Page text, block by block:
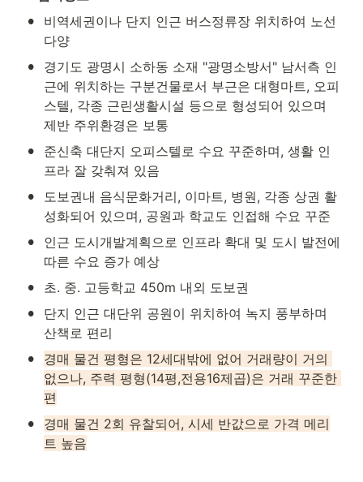
•
비역세권이나 단지 인근 버스정류장 위치하여 노선
다양
•
경기도 광명시 소하동 소재 "광명소방서" 남서측 인
근에 위치하는 구분건물로서 부근은 대형마트, 오피
스텔, 각종 근린생활시설 등으로 형성되어 있으며
제반 주위환경은 보통
•
준신축 대단지 오피스텔로 수요 꾸준하며, 생활 인
프라 잘 갖춰져 있음
•
도보권내 음식문화거리, 이마트, 병원, 각종 상권 활
성화되어 있으며, 공원과 학교도 인접해 수요 꾸준
•
인근 도시개발계획으로 인프라 확대 및 도시 발전에
따른 수요 증가 예상
• 초. 중. 고등학교 450m 내외 도보권
•
단지 인근 대단위 공원이 위치하여 녹지 풍부하며
산책로 편리
•
경매 물건 평형은 12세대밖에 없어 거래량이 거의
없으나, 주력 평형(14평,전용16제곱)은 거래 꾸준한
편
•
경매 물건 2회 유찰되어, 시세 반값으로 가격 메리
트 높음